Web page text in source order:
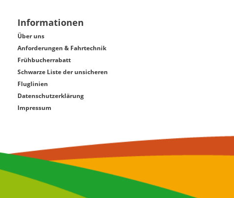
Informationen
Über uns
Anforderungen & Fahrtechnik
Frühbucherrabatt
Schwarze Liste der unsicheren
Fluglinien
Datenschutzerklärung
Impressum